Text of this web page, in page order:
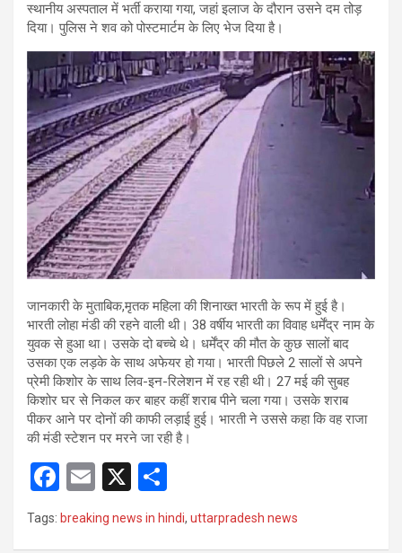
स्थानीय अस्पताल में भर्ती कराया गया, जहां इलाज के दौरान उसने दम तोड़
दिया। पुलिस ने शव को पोस्टमार्टम के लिए भेज दिया है।
जानकारी के मुताबिक,मृतक महिला की शिनाख्त भारती के रूप में हुई है।
भारती लोहा मंडी की रहने वाली थी। 38 वर्षीय भारती का विवाह धर्मेंद्र नाम के
युवक से हुआ था। उसके दो बच्चे थे। धर्मेंद्र की मौत के कुछ सालों बाद
उसका एक लड़के के साथ अफेयर हो गया। भारती पिछले 2 सालों से अपने
प्रेमी किशोर के साथ लिव-इन-रिलेशन में रह रही थी। 27 मई की सुबह
किशोर घर से निकल कर बाहर कहीं शराब पीने चला गया। उसके शराब
पीकर आने पर दोनों की काफी लड़ाई हुई। भारती ने उससे कहा कि वह राजा
की मंडी स्टेशन पर मरने जा रही है।
F
a
ce
E
ail
X
h
ar
Tags: breaking news in hindi, uttarpradesh news